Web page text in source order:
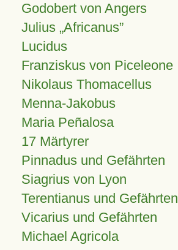
Godobert von Angers
Julius Africanus
Lucidus
Franziskus von Piceleone
Nikolaus Thomacellus
Menna-Jakobus
Maria Peñalosa
17 Märtyrer
Pinnadus und Gefährten
Siagrius von Lyon
Terentianus und Gefährten
Vicarius und Gefährten
Michael Agricola